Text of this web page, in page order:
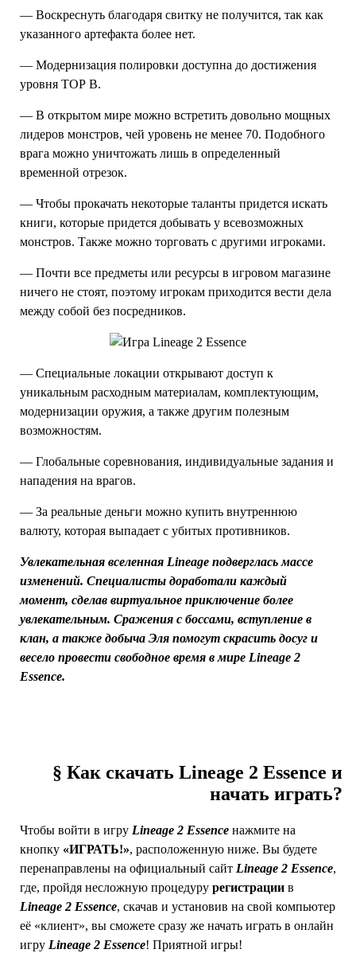
— Воскреснуть благодаря свитку не получится, так как
указанного артефакта более нет.
— Модернизация полировки доступна до достижения
уровня ТОР В.
— В открытом мире можно встретить довольно мощных
лидеров монстров, чей уровень не менее 70. Подобного
врага можно уничтожать лишь в определенный
временной отрезок.
— Чтобы прокачать некоторые таланты придется искать
книги, которые придется добывать у всевозможных
монстров. Также можно торговать с другими игроками.
— Почти все предметы или ресурсы в игровом магазине
ничего не стоят, поэтому игрокам приходится вести дела
между собой без посредников.
— Специальные локации открывают доступ к
уникальным расходным материалам, комплектующим,
модернизации оружия, а также другим полезным
возможностям.
— Глобальные соревнования, индивидуальные задания и
нападения на врагов.
— За реальные деньги можно купить внутреннюю
валюту, которая выпадает с убитых противников.
Увлекательная вселенная Lineage подверглась массе
изменений. Специалисты доработали каждый
момент, сделав виртуальное приключение более
увлекательным. Сражения с боссами, вступление в
клан, а также добыча Эля помогут скрасить досуг и
весело провести свободное время в мире Lineage 2
Essence.
§ Как скачать Lineage 2 Essence и
начать играть?
Чтобы войти в игру Lineage 2 Essenceнажмите на
кнопку «ИГРАТЬ!», расположенную ниже. Вы будете
перенаправлены на официальный сайт Lineage 2 Essence,
где, пройдя несложную процедуру регистрациив
Lineage 2 Essence, скачав и установив на свой компьютер
её «клиент», вы сможете сразу же начать играть в онлайн
игру Lineage 2 Essence! Приятной игры!